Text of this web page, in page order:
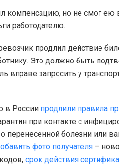
компенсацию, но не смог ею
работодателю.
продлил действие
Это должно быть
вправе запросить у
в России продлили правила
при контакте с
перенесенной болезни или
фото получателя –
срок действия